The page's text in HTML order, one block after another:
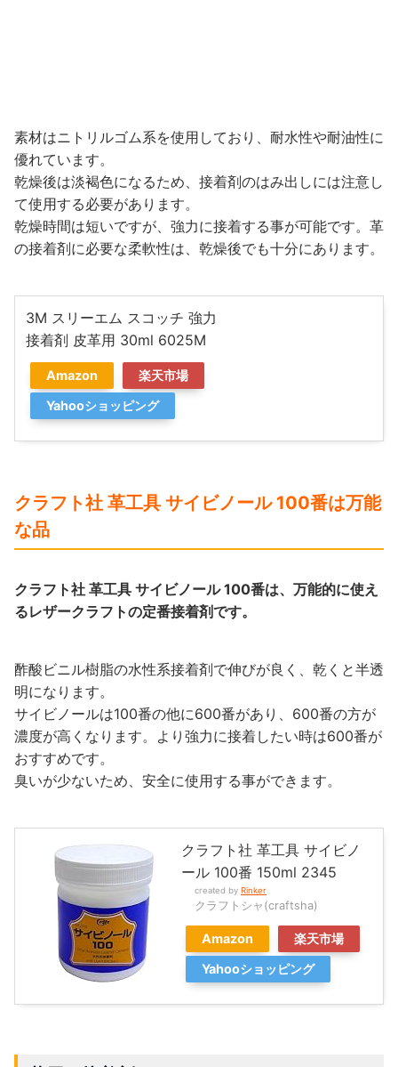
素材はニトリルゴム系を使用しており、耐水性や耐油性に
優れています。
乾燥後は淡褐色になるため、接着剤のはみ出しには注意し
て使用する必要があります。
乾燥時間は短いですが、強力に接着する事が可能です。革
の接着剤に必要な柔軟性は、乾燥後でも十分にあります。
3M スリーエム スコッチ 強力
接着剤 皮革用 30ml 6025M
Amazon
楽天市場
Yahooショッピング
クラフト社 革工具 サイビノール 100番は万能
な品
クラフト社 革工具 サイビノール 100番は、万能的に使え
るレザークラフトの定番接着剤です。
酢酸ビニル樹脂の水性系接着剤で伸びが良く、乾くと半透
明になります。
サイビノールは100番の他に600番があり、600番の方が
濃度が高くなります。より強力に接着したい時は600番が
おすすめです。
臭いが少ないため、安全に使用する事ができます。
クラフト社 革工具 サイビノ
ール 100番 150ml 2345
created by Rinker
クラフトシャ(craftsha)
Amazon
楽天市場
Yahooショッピング